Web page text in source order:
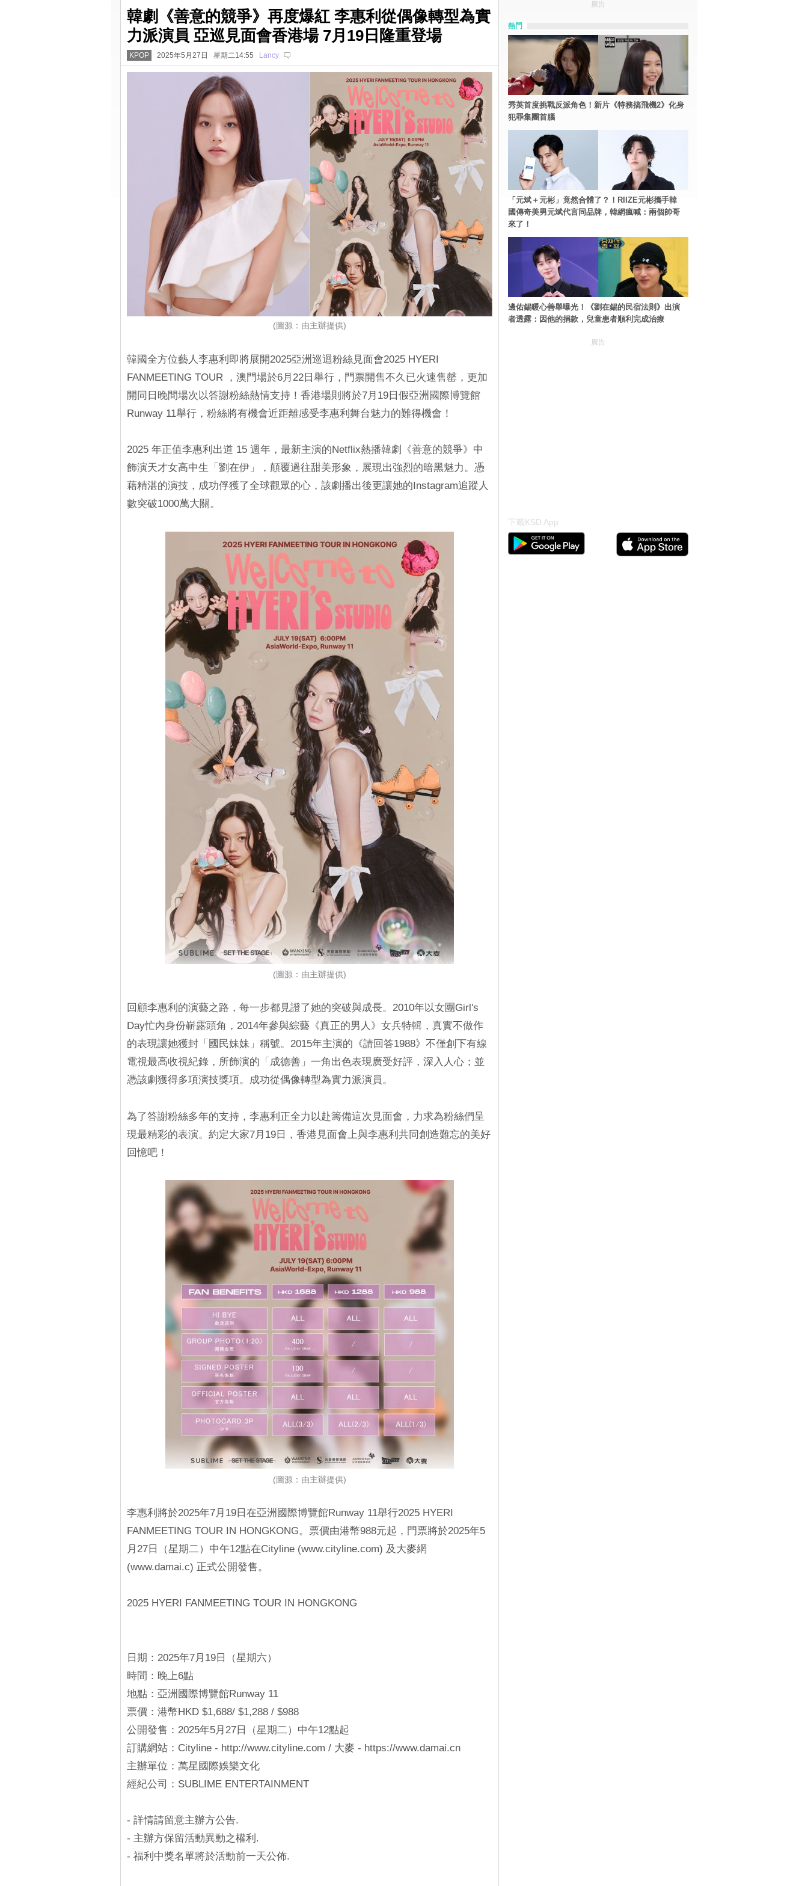
韓劇《善意的競爭》再度爆紅 李惠利從偶像轉型為實
力派演員 亞巡見面會香港場 7月19日隆重登場
KPOP 2025年5月27日 星期二14:55 Lancy
(圖源：由主辦提供)
韓國全方位藝人李惠利即將展開2025亞洲巡迴粉絲見面會2025 HYERI
FANMEETING TOUR
，澳門場於6月22日舉行，門票開售不久已火速售罄，更加
開同日晚間場次以答謝粉絲熱情支持！香港場則將於7月19日假亞洲國際博覽館
Runway 11舉行，粉絲將有機會近距離感受李惠利舞台魅力的難得機會！
2025 年正值李惠利出道 15 週年，最新主演的Netflix熱播韓劇《善意的競爭》中
飾演天才女高中生「劉在伊」，顛覆過往甜美形象，展現出強烈的暗黑魅力。憑
藉精湛的演技，成功俘獲了全球觀眾的心，該劇播出後更讓她的Instagram追蹤人
數突破1000萬大關。
(圖源：由主辦提供)
回顧李惠利的演藝之路，每一步都見證了她的突破與成長。2010年以女團Girl's
Day忙內身份嶄露頭角，2014年參與綜藝《真正的男人》女兵特輯，真實不做作
的表現讓她獲封「國民妹妹」稱號。2015年主演的《請回答1988》不僅創下有線
電視最高收視紀錄，所飾演的「成德善」一角出色表現廣受好評，深入人心；並
憑該劇獲得多項演技獎項。成功從偶像轉型為實力派演員。
為了答謝粉絲多年的支持，李惠利正全力以赴籌備這次見面會，力求為粉絲們呈
現最精彩的表演。約定大家7月19日，香港見面會上與李惠利共同創造難忘的美好
回憶吧！
(圖源：由主辦提供)
李惠利將於2025年7月19日在亞洲國際博覽館Runway 11舉行2025 HYERI
FANMEETING TOUR IN HONGKONG。票價由港幣988元起，門票將於2025年5
月27日（星期二）中午12點在Cityline (www.cityline.com) 及大麥網
(www.damai.c) 正式公開發售。
2025 HYERI FANMEETING TOUR IN HONGKONG
日期：2025年7月19日（星期六）
時間：晚上6點
地點：亞洲國際博覽館Runway 11
票價：港幣HKD $1,688/ $1,288 / $988
公開發售：2025年5月27日（星期二）中午12點起
訂購網站：Cityline - http://www.cityline.com / 大麥 - https://www.damai.cn
主辦單位：萬星國際娛樂文化
經紀公司：SUBLIME ENTERTAINMENT
- 詳情請留意主辦方公告.
- 主辦方保留活動異動之權利.
- 福利中獎名單將於活動前一天公佈.
廣告
熱門
秀英首度挑戰反派角色！新片《特務搞飛機2》化身
犯罪集團首腦
「元斌＋元彬」竟然合體了？！RIIZE元彬攜手韓
國傳奇美男元斌代言同品牌，韓網瘋喊：兩個帥哥
來了！
邊佑錫暖心善舉曝光！《劉在錫的民宿法則》出演
者透露：因他的捐款，兒童患者順利完成治療
廣告
下載KSD App